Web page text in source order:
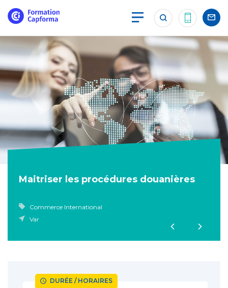
Maitriser les procédures douanières
Commerce International
Var
DURÉE / HORAIRES